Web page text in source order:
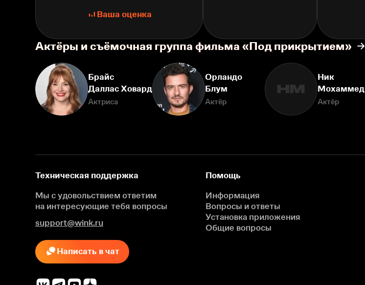
Ваша оценка
Актёры и съёмочная группа фильма «Под прикрытием»
Брайс
Даллас Ховард
Актриса
Орландо
Блум
Актёр
НМ
Ник
Мохаммед
Актёр
Техническая поддержка
Мы с удовольствием ответим
на интересующие тебя вопросы
support@wink.ru
Написать в чат
Помощь
Информация
Вопросы и ответы
Установка приложения
Общие вопросы